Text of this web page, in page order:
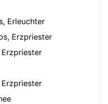
Erleuchter
Erzpriester